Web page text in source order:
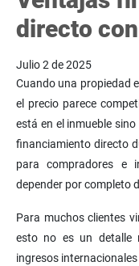
directo
Julio 2 de 2025
Cuando una propiedad
el precio parece
está en el inmueble
financiamiento directo
para compradores e
depender por completo
Para muchos clientes
esto no es un detalle
ingresos